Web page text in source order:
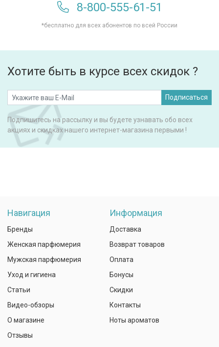
8-800-555-61-51
*бесплатно для всех абонентов по всей России
Хотите быть в курсе всех скидок ?
Подписаться
Подпишитесь на рассылку и вы будете узнавать обо всех
акциях и скидках нашего интернет-магазина первыми !
Навигация
Бренды
Женская парфюмерия
Мужская парфюмерия
Уход и гигиена
Статьи
Видео-обзоры
О магазине
Отзывы
Информация
Доставка
Возврат товаров
Оплата
Бонусы
Скидки
Контакты
Ноты ароматов